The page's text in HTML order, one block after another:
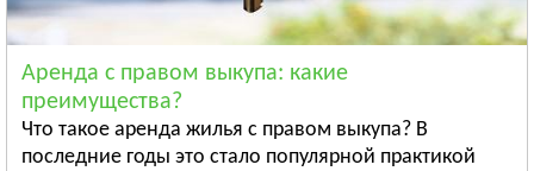
Ананьев
Арциз
Балта
ПОЛТАВСКАЯ ОБЛАСТЬ
Аренда с правом выкупа: какие
преимущества?
Что такое аренда жилья с правом выкупа? В
последние годы это стало популярной практикой